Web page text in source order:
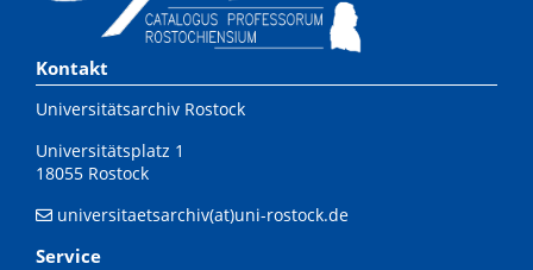
Kontakt
Universitätsarchiv Rostock
Universitätsplatz 1
18055 Rostock
universitaetsarchiv(at)uni-rostock.de
Service